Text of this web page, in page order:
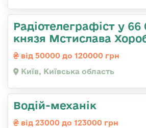
Радіотелеграфіст у
князя Мстислава
від 50000 до 120000 грн
Київ, Київська область
Водій-механік
від 23000 до 123000 грн